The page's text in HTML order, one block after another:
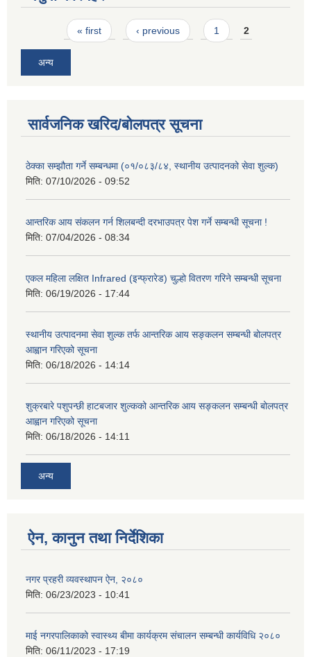
Pages« first ‹ previous 1 2
अन्य
सार्वजनिक खरिद/बोलपत्र सूचना
ठेक्का सम्झौता गर्ने सम्बन्धमा (०१/०८३/८४, स्थानीय उत्पादनको सेवा शुल्क)
मिति: 07/10/2026 - 09:52
आन्तरिक आय संकलन गर्न शिलबन्दी दरभाउपत्र पेश गर्ने सम्बन्धी सूचना !
मिति: 07/04/2026 - 08:34
एकल महिला लक्षित Infrared (इन्फ्रारेड) चुल्हो वितरण गरिने सम्बन्धी सूचना
मिति: 06/19/2026 - 17:44
स्थानीय उत्पादनमा सेवा शुल्क तर्फ आन्तरिक आय सङ्कलन सम्बन्धी बोलपत्र
आह्वान गरिएको सूचना
मिति: 06/18/2026 - 14:14
शुक्रबारे पशुपन्छी हाटबजार शुल्कको आन्तरिक आय सङ्कलन सम्बन्धी बोलपत्र
आह्वान गरिएको सूचना
मिति: 06/18/2026 - 14:11
अन्य
ऐन, कानुन तथा निर्देशिका
नगर प्रहरी व्यवस्थापन ऐन, २०८०
मिति: 06/23/2023 - 10:41
माई नगरपालिकाको स्वास्थ्य बीमा कार्यक्रम संचालन सम्बन्धी कार्यविधि २०८०
मिति: 06/11/2023 - 17:19